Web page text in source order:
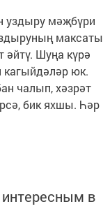
уздыру мәҗбүри
максаты
әйтү. Шуңа күрә
кагыйдәләр юк.
чалып, хәзрәт
бик яхшы. Һәр
в